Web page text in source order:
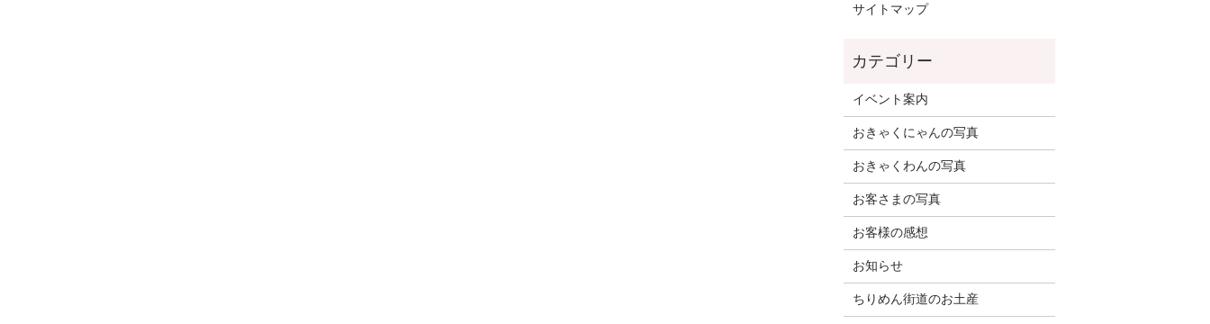
サイトマップ
イベント案内
おきゃくにゃんの写真
おきゃくわんの写真
お客さまの写真
お客様の感想
お知らせ
ちりめん街道のお土産